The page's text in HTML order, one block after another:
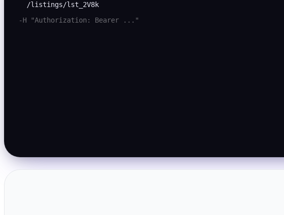
/listings/lst_2V8k
-H "Authorization: Bearer ..."